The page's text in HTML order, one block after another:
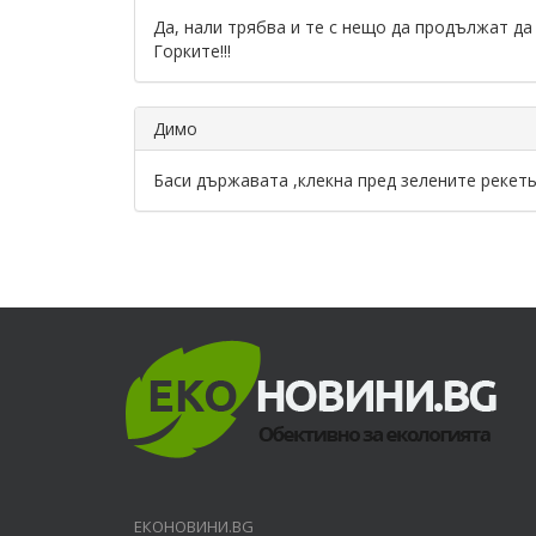
Да, нали трябва и те с нещо да продължат
Горките!!!
Димо
Баси държавата ,клекна пред зелените
ЕКОНОВИНИ.BG